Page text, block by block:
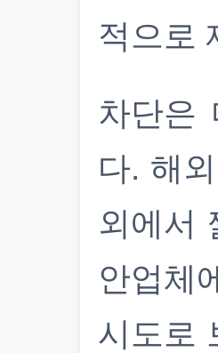
적으로
차단은
다. 해
외에서
안업체
시도로